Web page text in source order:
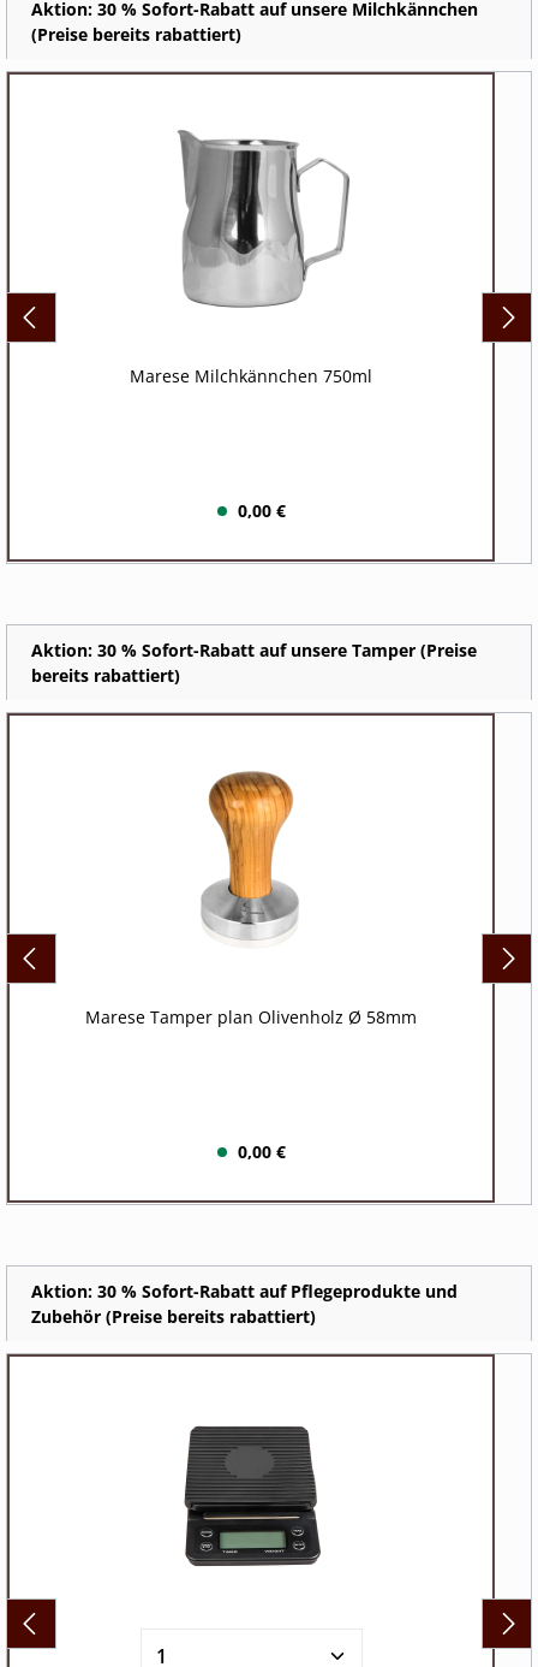
Aktion: 30 % Sofort-Rabatt auf unsere Milchkännchen
(Preise bereits rabattiert)
Marese Milchkännchen 750ml
0,00 €
Aktion: 30 % Sofort-Rabatt auf unsere Tamper (Preise
bereits rabattiert)
Marese Tamper plan Olivenholz Ø 58mm
0,00 €
Aktion: 30 % Sofort-Rabatt auf Pflegeprodukte und
Zubehör (Preise bereits rabattiert)